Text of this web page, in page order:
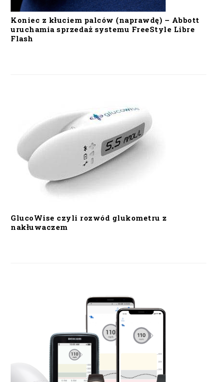
Koniec z kłuciem palców (naprawdę) – Abbott
uruchamia sprzedaż systemu FreeStyle Libre
Flash
GlucoWise czyli rozwód glukometru z
nakłuwaczem